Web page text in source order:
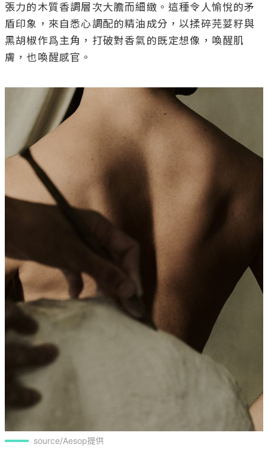
張力的木質香調層次大膽而細緻。這種令人愉悅的矛
盾印象，來自悉心調配的精油成分，以揉碎芫荽籽與
黑胡椒作爲主角，打破對香氣的既定想像，喚醒肌
膚，也喚醒感官。
source/Aesop提供